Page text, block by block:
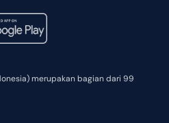
merupakan bagian dari 99